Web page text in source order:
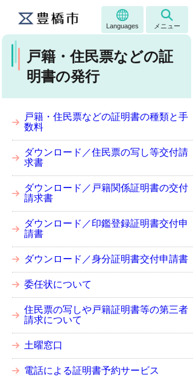
Languages メニュー
戸籍・住民票などの証
明書の発行
戸籍・住民票などの証明書の種類と手
数料
ダウンロード／住民票の写し等交付請
求書
ダウンロード／戸籍関係証明書の交付
請求書
ダウンロード／印鑑登録証明書交付申
請書
ダウンロード／身分証明書交付申請書
委任状について
住民票の写しや戸籍証明書等の第三者
請求について
土曜窓口
電話による証明書予約サービス